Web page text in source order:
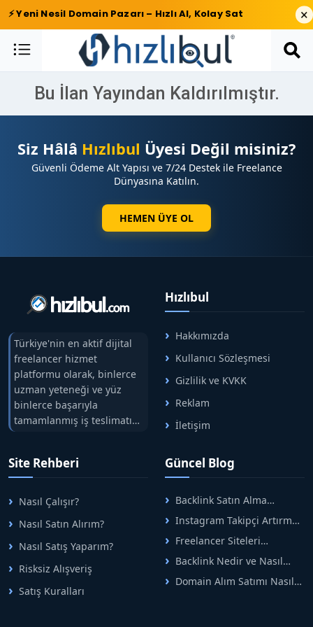
⚡ Yeni Nesil Domain Pazarı – Hızlı Al, Kolay Sat ×
Bu İlan Yayından Kaldırılmıştır.
Siz Hâlâ Hızlıbul Üyesi Değil misiniz?
Güvenli Ödeme Alt Yapısı ve 7/24 Destek ile Freelance
Dünyasına Katılın.
HEMEN ÜYE OL
Türkiye'nin en aktif dijital
freelancer hizmet
platformu olarak, binlerce
uzman yeteneği ve yüz
binlerce başarıyla
tamamlanmış iş teslimatını
tek çatıda buluşturuyoruz.
arasındaki süreci risksiz
alışveriş sistemi ile koruyan
ticaretin güvenli
adreslerinden birisidir.
Hızlıbul
Hakkımızda
Kullanıcı Sözleşmesi
Gizlilik ve KVKK
Reklam
İletişim
Site Rehberi
Nasıl Çalışır?
Nasıl Satın Alırım?
Nasıl Satış Yaparım?
Risksiz Alışveriş
Satış Kuralları
Güncel Blog
Backlink Satın Alma
Rehberi: Güvenli SEO İçin
Doğru Adımlar
Instagram Takipçi Artırma
Yöntemleri: Organik Büyüme
Rehberi
Freelancer Siteleri
Arasında Doğru Seçim Nasıl
Yapılır
Backlink Nedir ve Nasıl
Alınır? Etkili Yöntemler
Domain Alım Satımı Nasıl